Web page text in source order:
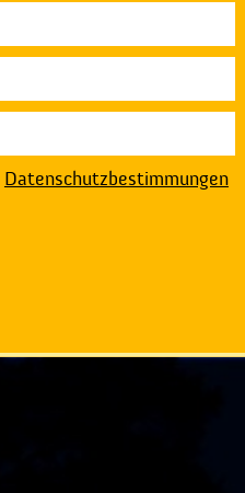
Datenschutzbestimmungen